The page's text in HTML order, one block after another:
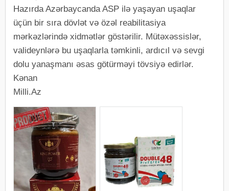
Hazırda Azərbaycanda ASP ilə yaşayan uşaqlar
üçün bir sıra dövlət və özəl reabilitasiya
mərkəzlərində xidmətlər göstərilir. Mütəxəssislər,
valideynlərə bu uşaqlarla təmkinli, ardıcıl və sevgi
dolu yanaşmanı əsas götürməyi tövsiyə edirlər.
Kənan
Milli.Az